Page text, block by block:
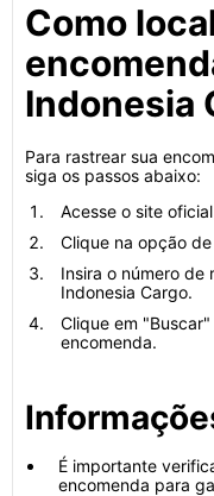
Como
Indonesia
Para rastrear sua
siga os passos abaixo:
Acesse o site
Clique na opção
Insira o número de
Indonesia Cargo.
Clique em
encomenda.
É importante
encomenda para